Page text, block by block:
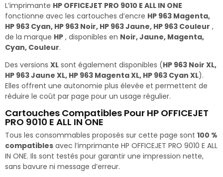
L’imprimante HP OFFICEJET PRO 9010 E ALL IN ONE
fonctionne avec les cartouches d’encre HP 963 Magenta,
HP 963 Cyan, HP 963 Noir, HP 963 Jaune, HP 963 Couleur ,
de la marque HP , disponibles en Noir, Jaune, Magenta,
Cyan, Couleur.
Des versions XL sont également disponibles (HP 963 Noir XL,
HP 963 Jaune XL, HP 963 Magenta XL, HP 963 Cyan XL).
Elles offrent une autonomie plus élevée et permettent de
réduire le coût par page pour un usage régulier.
Cartouches Compatibles Pour HP OFFICEJET
PRO 9010 E ALL IN ONE
Tous les consommables proposés sur cette page sont 100 %
compatibles avec l’imprimante HP OFFICEJET PRO 9010 E ALL
IN ONE. Ils sont testés pour garantir une impression nette,
sans bavure ni message d’erreur.